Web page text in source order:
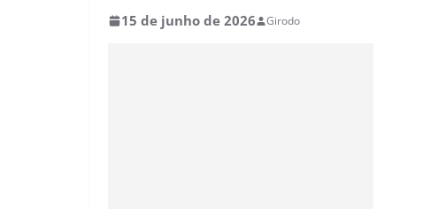
15 de junho de 2026 Girodo